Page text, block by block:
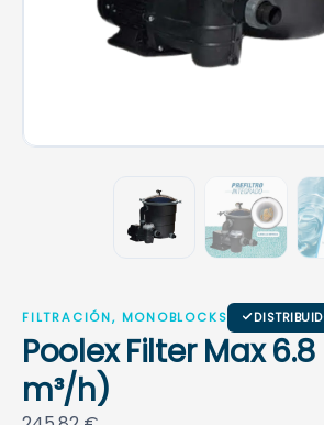
FILTRACIÓN, MONOBLOCKS
Poolex Filter Max
m³/h)